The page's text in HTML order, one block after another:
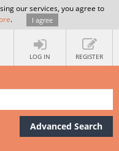
our services, you agree to
. I agree
LOG IN REGISTER
Advanced Search